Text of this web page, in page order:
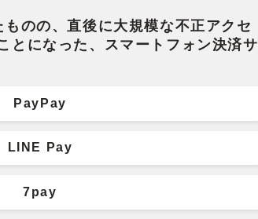
のの、直後に大規模な不正アクセ
とになった、スマートフォン決済サ
PayPay
LINE Pay
7pay